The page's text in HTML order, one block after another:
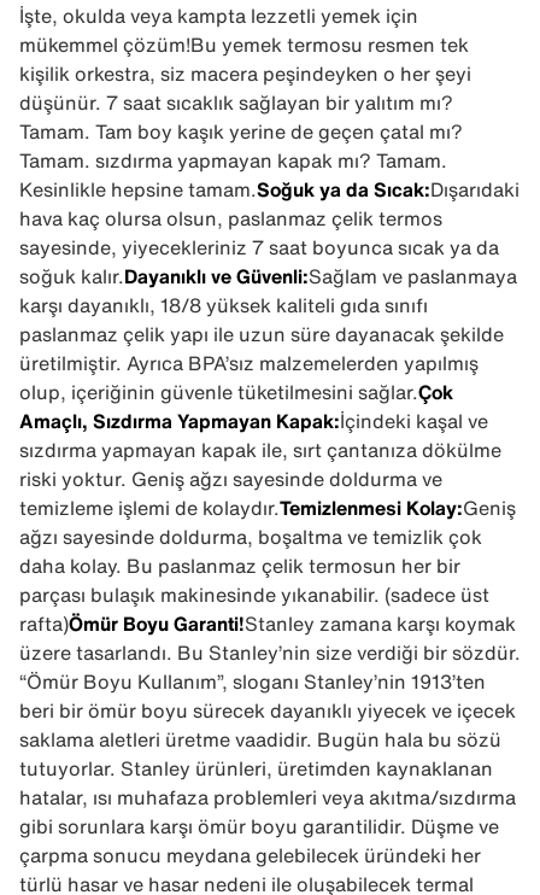
İşte, okulda veya kampta lezzetli yemek için
mükemmel çözüm!Bu yemek termosu resmen tek
kişilik orkestra, siz macera peşindeyken o her şeyi
düşünür. 7 saat sıcaklık sağlayan bir yalıtım mı?
Tamam. Tam boy kaşık yerine de geçen çatal mı?
Tamam. sızdırma yapmayan kapak mı? Tamam.
Kesinlikle hepsine tamam.Soğuk ya da Sıcak:Dışarıdaki
hava kaç olursa olsun, paslanmaz çelik termos
sayesinde, yiyecekleriniz 7 saat boyunca sıcak ya da
soğuk kalır.Dayanıklı ve Güvenli:Sağlam ve paslanmaya
karşı dayanıklı, 18/8 yüksek kaliteli gıda sınıfı
paslanmaz çelik yapı ile uzun süre dayanacak şekilde
üretilmiştir. Ayrıca BPA’sız malzemelerden yapılmış
olup, içeriğinin güvenle tüketilmesini sağlar.Çok
Amaçlı, Sızdırma Yapmayan Kapak:İçindeki kaşal ve
sızdırma yapmayan kapak ile, sırt çantanıza dökülme
riski yoktur. Geniş ağzı sayesinde doldurma ve
temizleme işlemi de kolaydır.Temizlenmesi Kolay:Geniş
ağzı sayesinde doldurma, boşaltma ve temizlik çok
daha kolay. Bu paslanmaz çelik termosun her bir
parçası bulaşık makinesinde yıkanabilir. (sadece üst
rafta)Ömür Boyu Garanti!Stanley zamana karşı koymak
üzere tasarlandı. Bu Stanley’nin size verdiği bir sözdür.
“Ömür Boyu Kullanım”, sloganı Stanley’nin 1913’ten
beri bir ömür boyu sürecek dayanıklı yiyecek ve içecek
saklama aletleri üretme vaadidir. Bugün hala bu sözü
tutuyorlar. Stanley ürünleri, üretimden kaynaklanan
hatalar, ısı muhafaza problemleri veya akıtma/sızdırma
gibi sorunlara karşı ömür boyu garantilidir. Düşme ve
çarpma sonucu meydana gelebilecek üründeki her
türlü hasar ve hasar nedeni ile oluşabilecek termal